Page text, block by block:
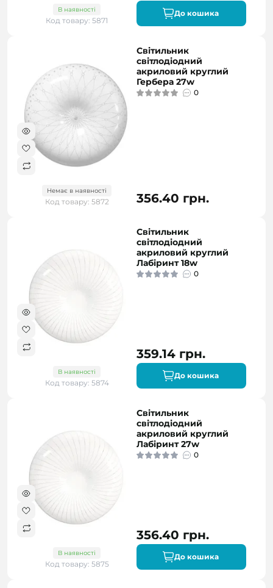
В наявності
Код товару: 5871
До кошика
Немає в наявності
Код товару: 5872
Світильник
світлодіодний
акриловий круглий
Гербера 27w
0
356.40 грн.
В наявності
Код товару: 5874
Світильник
світлодіодний
акриловий круглий
Лабіринт 18w
0
359.14 грн.
До кошика
В наявності
Код товару: 5875
Світильник
світлодіодний
акриловий круглий
Лабіринт 27w
0
356.40 грн.
До кошика